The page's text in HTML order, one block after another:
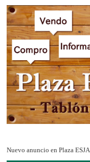
Nuevo anuncio en Plaza